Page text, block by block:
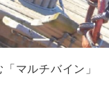
マルチバイン」